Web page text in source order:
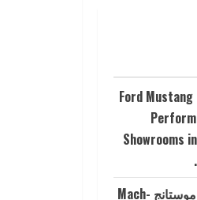
Ford
Showrooms
روح موستانج… بقوة كهربائيةفورد موستانج Mach-